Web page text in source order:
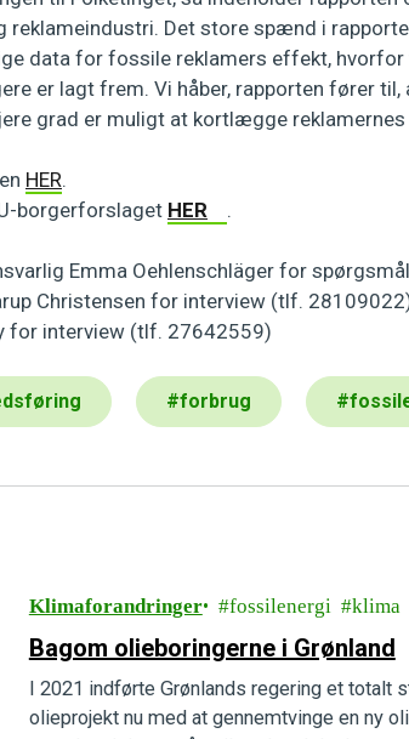
reklameindustri. Det store spænd i
data for fossile reklamers effekt,
er lagt frem. Vi håber, rapporten fører
grad er muligt at kortlægge reklamernes
HER.
borgerforslaget HER .
Emma Oehlenschläger for
Christensen for interview (tlf.
for interview (tlf. 27642559)
#forbrug #
Klimaforandringer fossilenergi klima
Bagom olieboringerne i Grønland
I 2021 indførte Grønlands regering et totalt
olieprojekt nu med at gennemtvinge en ny